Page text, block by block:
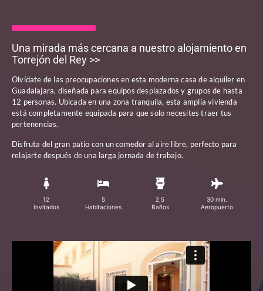
Una mirada más cercana a nuestro alojamiento en
Torrejón del Rey >>
Olvídate de las preocupaciones en esta moderna casa de alquiler en
Guadalajara, diseñada para equipos desplazados y grupos de hasta
12 personas. Ubicada en una zona tranquila, esta amplia vivienda
está completamente equipada para que solo necesites traer tus
pertenencias.
Disfruta del gran patio con un comedor al aire libre, perfecto para
relajarte después de una larga jornada de trabajo.
12
Invitados
5
Habitaciones
2,5
Baños
30 min.
Aeropuerto